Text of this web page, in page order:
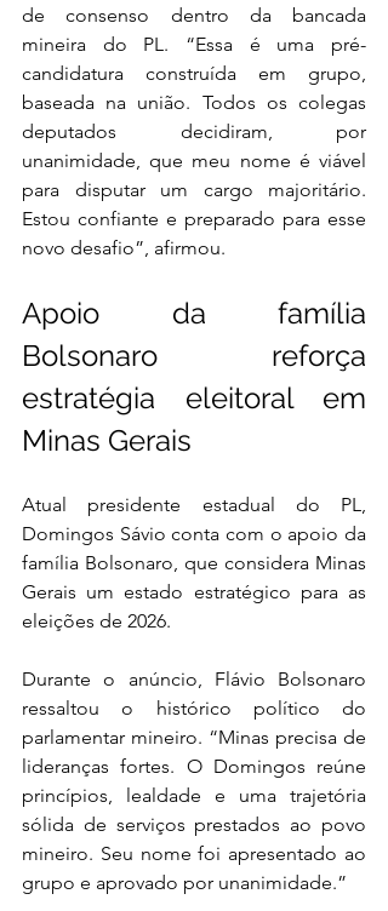
de consenso dentro da bancada
mineira do PL. “Essa é uma pré-
candidatura construída em grupo,
baseada na união. Todos os colegas
deputados decidiram, por
unanimidade, que meu nome é viável
para disputar um cargo majoritário.
Estou confiante e preparado para esse
novo desafio”, afirmou.
Apoio da família
Bolsonaro reforça
estratégia eleitoral em
Minas Gerais
Atual presidente estadual do PL,
Domingos Sávio conta com o apoio da
família Bolsonaro, que considera Minas
Gerais um estado estratégico para as
eleições de 2026.
Durante o anúncio, Flávio Bolsonaro
ressaltou o histórico político do
parlamentar mineiro. “Minas precisa de
lideranças fortes. O Domingos reúne
princípios, lealdade e uma trajetória
sólida de serviços prestados ao povo
mineiro. Seu nome foi apresentado ao
grupo e aprovado por unanimidade.”